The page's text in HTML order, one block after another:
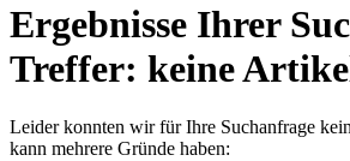
Ergebnisse Ihrer
Treffer: keine
Leider konnten wir für Ihre Suchanfrage
kann mehrere Gründe haben: